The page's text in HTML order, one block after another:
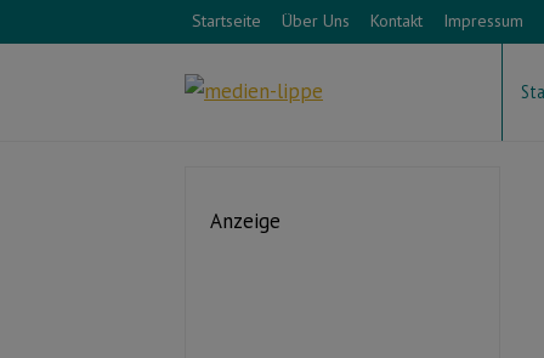
Startseite Über Uns Kontakt Impressum
Anzeige